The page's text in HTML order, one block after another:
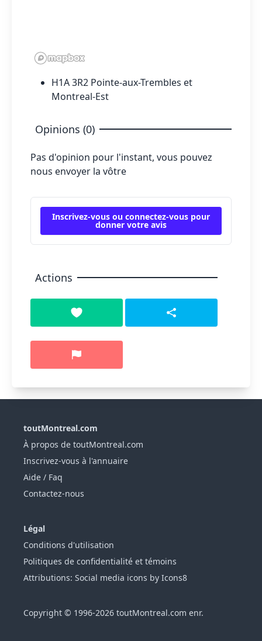
H1A 3R2 Pointe-aux-Trembles et
Montreal-Est
Opinions (0)
Pas d'opinion pour l'instant, vous pouvez
nous envoyer la vôtre
Inscrivez-vous ou connectez-vous pour
donner votre avis
Actions
toutMontreal.com
À propos de toutMontreal.com
Inscrivez-vous à l'annuaire
Aide / Faq
Contactez-nous
Légal
Conditions d'utilisation
Politiques de confidentialité et témoins
Attributions: Social media icons by Icons8
Copyright © 1996-2026 toutMontreal.com enr.